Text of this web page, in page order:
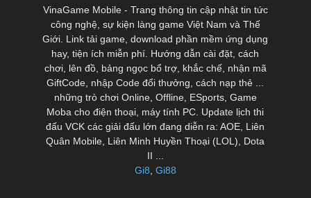
VinaGame Mobile - Trang thông tin cập nhật tin tức
công nghệ, sự kiện làng game Việt Nam và Thế
Giới. Link tải game, download phần mềm ứng dụng
hay, tiện ích miễn phí. Hướng dẫn cài đặt, cách
chơi, lên đồ, bảng ngọc bổ trợ, khắc chế, nhận mã
GiftCode, nhập Code đổi thưởng, cách nạp thẻ ...
những trò chơi Online, Offline, ESports, Game
Moba cho điện thoại, máy tính PC. Update lịch thi
đấu VCK các giải đấu lớn đang diễn ra: AOE, Liên
Quân Mobile, Liên Minh Huyền Thoại (LOL), Dota
II ...
Gi8 Gi88